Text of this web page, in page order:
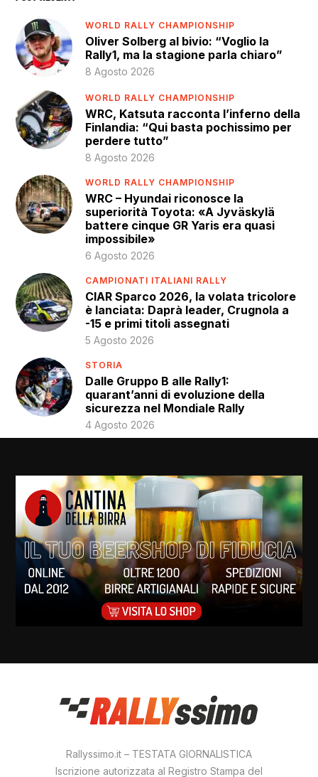
WORLD RALLY CHAMPIONSHIP
Oliver Solberg al bivio: “Voglio la
Rally1, ma la stagione parla chiaro”
8 Agosto 2026
WORLD RALLY CHAMPIONSHIP
WRC, Katsuta racconta l’inferno della
Finlandia: “Qui basta pochissimo per
perdere tutto”
8 Agosto 2026
WORLD RALLY CHAMPIONSHIP
WRC – Hyundai riconosce la
superiorità Toyota: «A Jyväskylä
battere cinque GR Yaris era quasi
impossibile»
6 Agosto 2026
CAMPIONATI ITALIANI RALLY
CIAR Sparco 2026, la volata tricolore
è lanciata: Daprà leader, Crugnola a
-15 e primi titoli assegnati
5 Agosto 2026
STORIA
Dalle Gruppo B alle Rally1:
quarant’anni di evoluzione della
sicurezza nel Mondiale Rally
4 Agosto 2026
Rallyssimo.it – TESTATA GIORNALISTICA
Iscrizione autorizzata al Registro Stampa del